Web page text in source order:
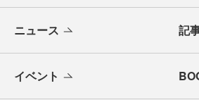
ニュース 記
イベント